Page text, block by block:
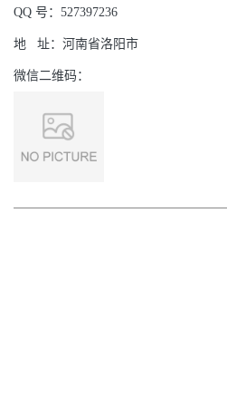
QQ 号： 527397236
地 址： 河南省洛阳市
微信二维码：